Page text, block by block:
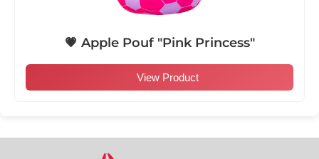
💗 Apple Pouf "Pink Princess"
View Product